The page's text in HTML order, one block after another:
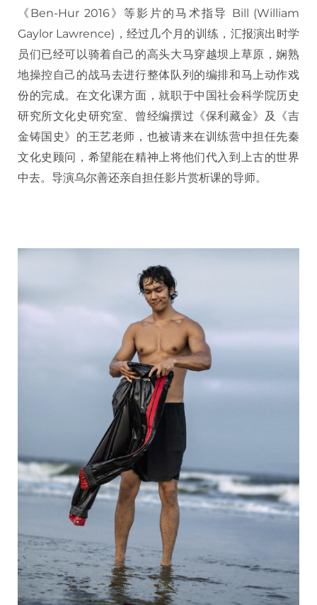
《Ben-Hur 2016》等影片的马术指导 Bill (William
Gaylor Lawrence)，经过几个月的训练，汇报演出时学
员们已经可以骑着自己的高头大马穿越坝上草原，娴熟
地操控自己的战马去进行整体队列的编排和马上动作戏
份的完成。在文化课方面，就职于中国社会科学院历史
研究所文化史研究室、曾经编撰过《保利藏金》及《吉
金铸国史》的王艺老师，也被请来在训练营中担任先秦
文化史顾问，希望能在精神上将他们代入到上古的世界
中去。导演乌尔善还亲自担任影片赏析课的导师。